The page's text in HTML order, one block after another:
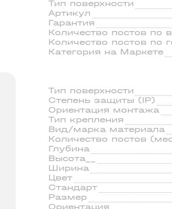
светильники56
45
Тип поверхности
Артикул
Гарантия
Количество постов по
Количество постов по
Категория на Маркете
Тип поверхности
Степень защиты (IP)
Ориентация монтажа
Тип крепления
Вид/марка материала
Количество постов
Глубина
Высота__
Ширина
Цвет
Стандарт
Размер
Ориентация